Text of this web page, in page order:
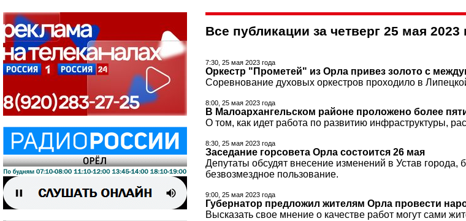
Все публикации за четверг 25 мая 2023
7:30, 25 мая 2023 года
Оркестр "Прометей" из Орла привез золото с
Соревнование духовых оркестров проходило в
8:00, 25 мая 2023 года
В Малоархангельском районе проложено более
О том, как идет работа по развитию инфраструктуры,
8:30, 25 мая 2023 года
Заседание горсовета Орла состоится 26 мая
Депутаты обсудят внесение изменений в Устав
безвозмездное пользование.
9:00, 25 мая 2023 года
Губернатор предложил жителям Орла провести
Высказать свое мнение о качестве работ могут сами